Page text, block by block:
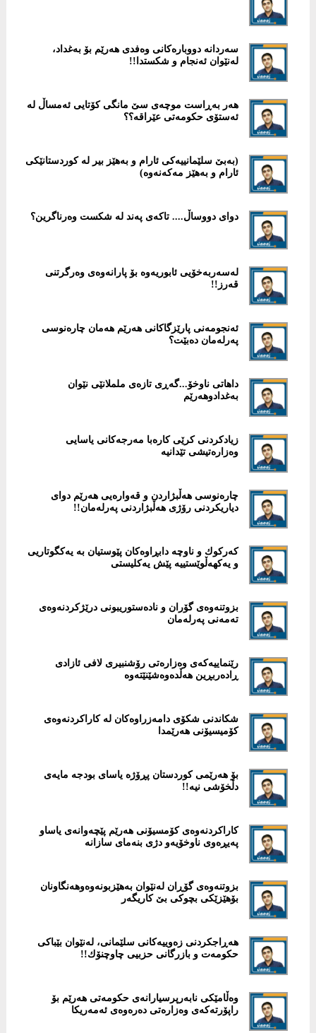
سەردانە دووبارەکانی وەفدی هەرێم بۆ بەغداد،
لەنێوان ئەنجام و شکستدا!!
هەر بەڕاست موچەی سێ مانگی کۆتایی ئەمساڵ لە
ئەستۆی حکومەتی عێراقە؟؟
(بەبێ سلێمانییەکى ئارام و بەهێز بیر لە کوردستانێکى
ئارام و بەهێز مەکەنەوە)
دوای دووساڵ.... تاکەى پەند لە شکست وەرناگرین؟
لەسەربەخۆیی ئابوریەوە بۆ پارانەوەی وەرگرتنی
قەرز!!
ئەنجومەنى پارێزگاکانى هەرێم هەمان چارەنوسى
پەرلەمان دەبێت؟
‎داهاتی ناوخۆ...گەڕی تازەی ململانێی نێوان
بەغدادوهەرێم
زیادكردنی كرێی كارەبا مەرجەكانی یاسایی
وەزارەتیشی تێدانیە
چارەنوسی هەڵبژاردن و قەوارەیی هەرێم دوای
دیاریكردنی رۆژی هەڵبژاردنی پەرلەمان!!
كەركوك و ناوچە دابڕاوەكان پێوستیان بە یەکگوتاریی
و یەکهەڵوێستییە پێش یەكلیستی
بزوتنەوەی گۆران و نادەستوریبونی درێژكردنەوەی
تەمەنی پەرلەمان
رێنماییەکەى وەزارەتى رۆشنبیرى لافى ئازادى
ڕادەربڕین هەڵدەوەشێنێتەوە
شكاندنی شكۆی دامەزراوەكان لە كاراكردنەوەی
كۆمیسیۆنی هەرێمدا
بۆ هەرێمى کوردستان پڕۆژە یاساى بودجە مایەى
دڵخۆشى نیە!!
كاراكردنەوەی كۆمسیۆنی هەرێم پێچەوانەی یاساو
پەیڕەوی ناوخۆیەو دژی بنەمای سازانە
بزوتنەوەی گۆڕان لەنێوان بەهێزبونەوەوهەنگاونان
بۆهێزێكی بچوكی بێ كاریگەر
هەڕاجكردنی زەوییەكانی سلێمانی، لەنێوان بێباكی
حكومەت و بازرگانی حزبیی چاوچنۆك!!
وەڵامێکى نابەرپرسیارانەى حکومەتى هەرێم بۆ
راپۆرتەکەى وەزارەتى دەرەوەى ئەمەریکا